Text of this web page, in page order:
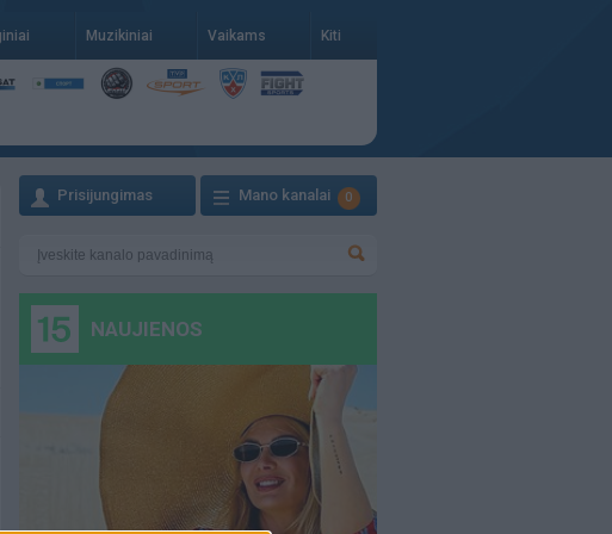
Muzikiniai Vaikams Kiti
Prisijungimas Mano kanalai 0